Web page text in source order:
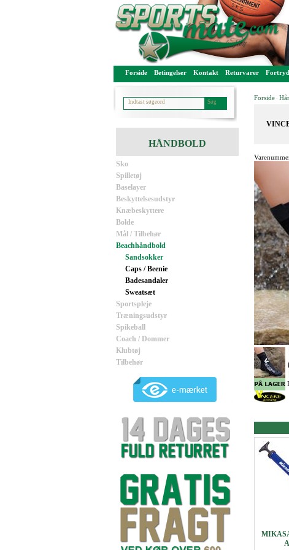
Forside Betingelser Kontakt Returvarer
HÅNDBOLD
Sko
Spilletøj
Baselayer
Beskyttelsesudstyr
Knæbeskyttere
Bolde
Mål / Tilbehør
Beachhåndbold
Sandsokker
Caps / Beenie
Badesandaler
Sweatsæt
Sportspleje
Træningsudstyr
Spikeball
Coach / Dommer
Klubtøj
Tilbehør
Forside